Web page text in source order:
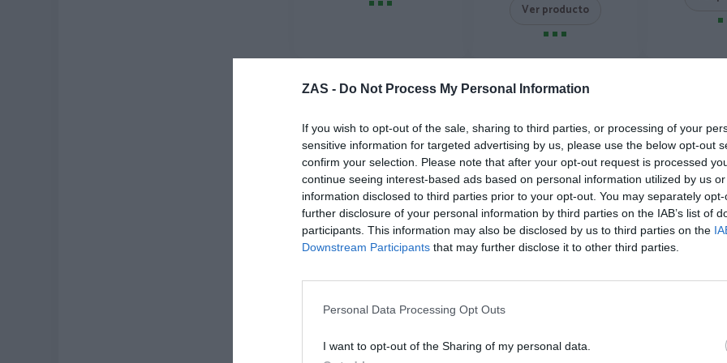
ZAS - Do Not Process My Personal Information
If you wish to opt-out of the sale, sharing to third parties, or processing of your
sensitive information for targeted advertising by us, please use the below opt-out
confirm your selection. Please note that after your opt-out request is processed
continue seeing interest-based ads based on personal information utilized by us
information disclosed to third parties prior to your opt-out. You may separately
further disclosure of your personal information by third parties on the IAB’s list of
participants. This information may also be disclosed by us to third parties on the
Downstream Participants that may further disclose it to other third parties.
Personal Data Processing Opt Outs
I want to opt-out of the Sharing of my personal data.
Ver producto
3X2
Falso Dilatador De Madera
★★★★★
★★★★★
[PIFL37 ]
-15%
Pantalón Hippie Harem
[PAHC18 ]